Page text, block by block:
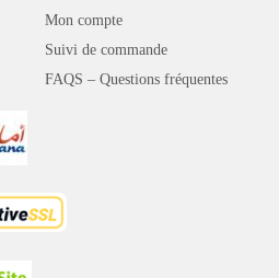
Mon compte
Suivi de commande
FAQS – Questions fréquentes